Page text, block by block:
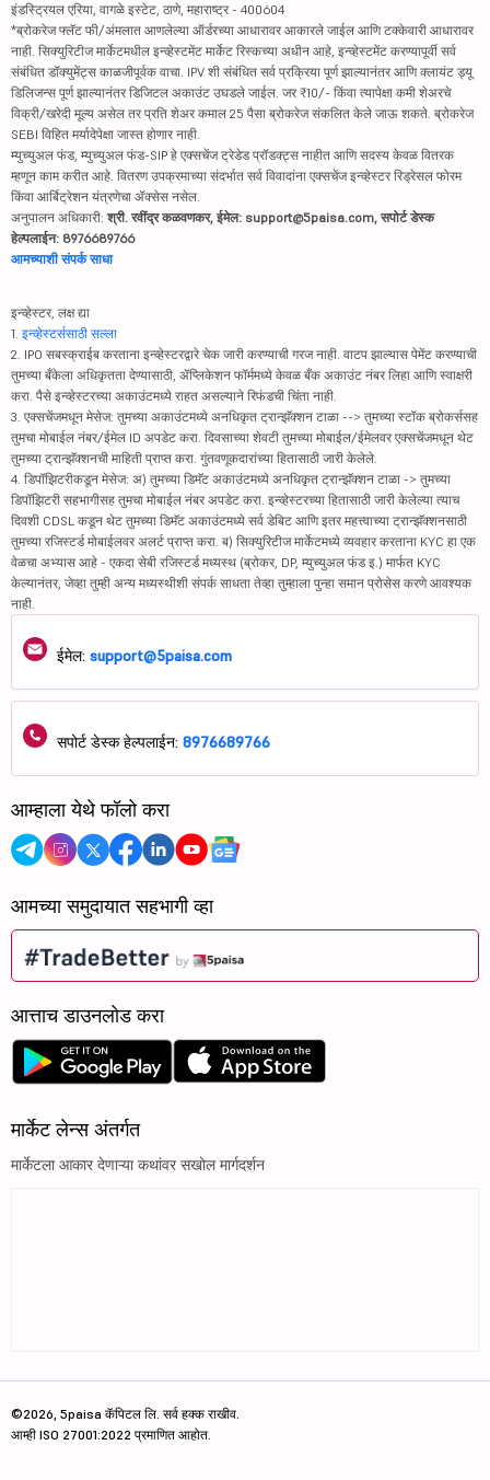
इंडस्ट्रियल एरिया, वागळे इस्टेट, ठाणे, महाराष्ट्र - 400604
*ब्रोकरेज फ्लॅट फी/अंमलात आणलेल्या ऑर्डरच्या आधारावर आकारले जाईल आणि टक्केवारी आधारावर
नाही. सिक्युरिटीज मार्केटमधील इन्व्हेस्टमेंट मार्केट रिस्कच्या अधीन आहे, इन्व्हेस्टमेंट करण्यापूर्वी सर्व
संबंधित डॉक्युमेंट्स काळजीपूर्वक वाचा. IPV शी संबंधित सर्व प्रक्रिया पूर्ण झाल्यानंतर आणि क्लायंट ड्यू
डिलिजन्स पूर्ण झाल्यानंतर डिजिटल अकाउंट उघडले जाईल. जर ₹10/- किंवा त्यापेक्षा कमी शेअरचे
विक्री/खरेदी मूल्य असेल तर प्रति शेअर कमाल 25 पैसा ब्रोकरेज संकलित केले जाऊ शकते. ब्रोकरेज
SEBI विहित मर्यादेपेक्षा जास्त होणार नाही.
म्युच्युअल फंड, म्युच्युअल फंड-SIP हे एक्सचेंज ट्रेडेड प्रॉडक्ट्स नाहीत आणि सदस्य केवळ वितरक
म्हणून काम करीत आहे. वितरण उपक्रमाच्या संदर्भात सर्व विवादांना एक्सचेंज इन्व्हेस्टर रिड्रेसल फोरम
किंवा आर्बिट्रेशन यंत्रणेचा ॲक्सेस नसेल.
अनुपालन अधिकारी: श्री. रवींद्र कळवणकर, ईमेल: support@5paisa.com, सपोर्ट डेस्क
हेल्पलाईन: 8976689766
आमच्याशी संपर्क साधा
इन्व्हेस्टर, लक्ष द्या
1. इन्व्हेस्टर्ससाठी सल्ला
2. IPO सबस्क्राईब करताना इन्व्हेस्टरद्वारे चेक जारी करण्याची गरज नाही. वाटप झाल्यास पेमेंट करण्याची
तुमच्या बँकेला अधिकृतता देण्यासाठी, ॲप्लिकेशन फॉर्ममध्ये केवळ बँक अकाउंट नंबर लिहा आणि स्वाक्षरी
करा. पैसे इन्व्हेस्टरच्या अकाउंटमध्ये राहत असल्याने रिफंडची चिंता नाही.
3. एक्सचेंजमधून मेसेज: तुमच्या अकाउंटमध्ये अनधिकृत ट्रान्झॅक्शन टाळा --> तुमच्या स्टॉक ब्रोकर्ससह
तुमचा मोबाईल नंबर/ईमेल ID अपडेट करा. दिवसाच्या शेवटी तुमच्या मोबाईल/ईमेलवर एक्सचेंजमधून थेट
तुमच्या ट्रान्झॅक्शनची माहिती प्राप्त करा. गुंतवणूकदारांच्या हितासाठी जारी केलेले.
4. डिपॉझिटरीकडून मेसेज: अ) तुमच्या डिमॅट अकाउंटमध्ये अनधिकृत ट्रान्झॅक्शन टाळा -> तुमच्या
डिपॉझिटरी सहभागीसह तुमचा मोबाईल नंबर अपडेट करा. इन्व्हेस्टरच्या हितासाठी जारी केलेल्या त्याच
दिवशी CDSL कडून थेट तुमच्या डिमॅट अकाउंटमध्ये सर्व डेबिट आणि इतर महत्त्वाच्या ट्रान्झॅक्शनसाठी
तुमच्या रजिस्टर्ड मोबाईलवर अलर्ट प्राप्त करा. ब) सिक्युरिटीज मार्केटमध्ये व्यवहार करताना KYC हा एक
वेळचा अभ्यास आहे - एकदा सेबी रजिस्टर्ड मध्यस्थ (ब्रोकर, DP, म्युच्युअल फंड इ.) मार्फत KYC
केल्यानंतर, जेव्हा तुम्ही अन्य मध्यस्थीशी संपर्क साधता तेव्हा तुम्हाला पुन्हा समान प्रोसेस करणे आवश्यक
नाही.
ईमेल: support@5paisa.com
सपोर्ट डेस्क हेल्पलाईन: 8976689766
आम्हाला येथे फॉलो करा
आमच्या समुदायात सहभागी व्हा
आत्ताच डाउनलोड करा
मार्केट लेन्स अंतर्गत
मार्केटला आकार देणाऱ्या कथांवर सखोल मार्गदर्शन
©2026, 5paisa कॅपिटल लि. सर्व हक्क राखीव.
आम्ही ISO 27001:2022 प्रमाणित आहोत.